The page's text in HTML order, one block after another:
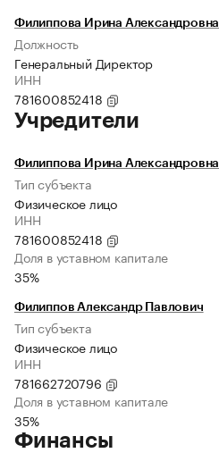
Филиппова Ирина Александровна
Должность
Генеральный Директор
ИНН
781600852418
Учредители
Филиппова Ирина Александровна
Тип субъекта
Физическое лицо
ИНН
781600852418
Доля в уставном капитале
35%
Филиппов Александр Павлович
Тип субъекта
Физическое лицо
ИНН
781662720796
Доля в уставном капитале
35%
Финансы